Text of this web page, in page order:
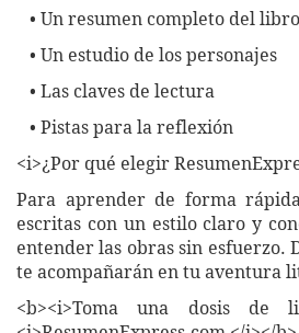
• Un resumen completo del libro
• Un estudio de los personajes
• Las claves de lectura
• Pistas para la reflexión
<i>¿Por qué elegir
Para aprender de forma
escritas con un estilo claro y
entender las obras sin
te acompañarán en tu aventura
<b><i>Toma una dosis de